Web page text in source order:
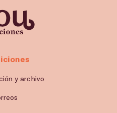
y archivo